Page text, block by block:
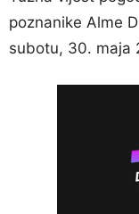
poznanike Alme
subotu, 30. maja